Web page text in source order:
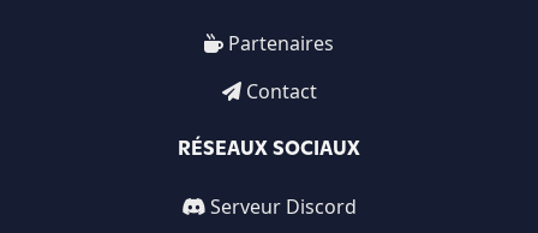
Partenaires
Contact
RÉSEAUX SOCIAUX
Serveur Discord